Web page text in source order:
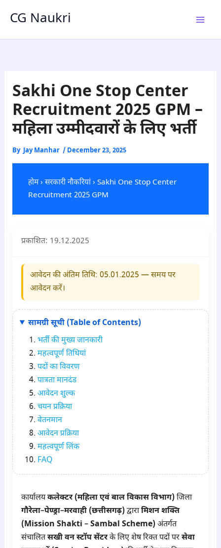
CG Naukri
Sakhi One Stop Center
Recruitment 2025 GPM –
महिला उम्मीदवारों के लिए भर्ती
By Jay Manhar / December 23, 2025
होम› सरकारी नौकरियां› Sakhi One Stop Center
Recruitment 2025 GPM
प्रकाशित: 19.12.2025
आवेदन की अंतिम तिथि: 05.01.2025 — समय पर
आवेदन करें।
सामग्री सूची (Table of Contents)
भर्ती की मुख्य जानकारी
महत्वपूर्ण तिथियां
पदों का विवरण
पात्रता मानदंड
आवेदन शुल्क
चयन प्रक्रिया
वेतनमान
आवेदन प्रक्रिया
महत्वपूर्ण लिंक
FAQ
कार्यालयकलेक्टर (महिला एवं बाल विकास विभाग) जिला
गौरेला–पेण्ड्रा–मरवाही (छत्तीसगढ़) द्वारामिशन शक्ति
(Mission Shakti – Sambal Scheme) अंतर्गत
संचालितसखी वन स्टॉप सेंटरके लिए शेष रिक्त पदों परसेवा